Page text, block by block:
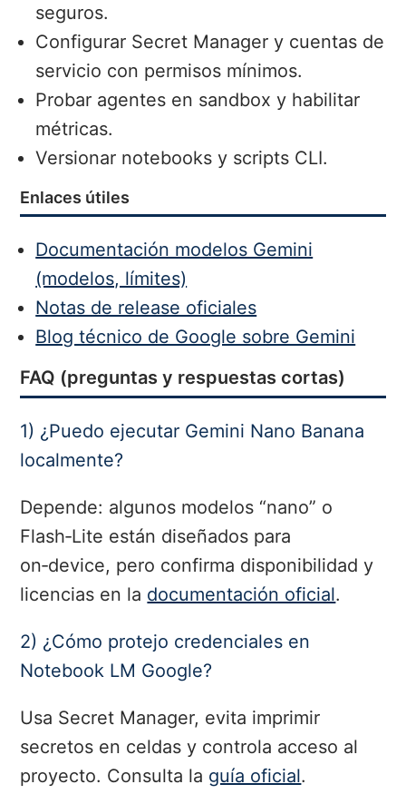
seguros.
Configurar Secret Manager y cuentas de
servicio con permisos mínimos.
Probar agentes en sandbox y habilitar
métricas.
Versionar notebooks y scripts CLI.
Enlaces útiles
Documentación modelos Gemini
(modelos, límites)
Notas de release oficiales
Blog técnico de Google sobre Gemini
FAQ (preguntas y respuestas cortas)
1) ¿Puedo ejecutar Gemini Nano Banana
localmente?
Depende: algunos modelos “nano” o
Flash‑Lite están diseñados para
on‑device, pero confirma disponibilidad y
licencias en la documentación oficial.
2) ¿Cómo protejo credenciales en
Notebook LM Google?
Usa Secret Manager, evita imprimir
secretos en celdas y controla acceso al
proyecto. Consulta la guía oficial.